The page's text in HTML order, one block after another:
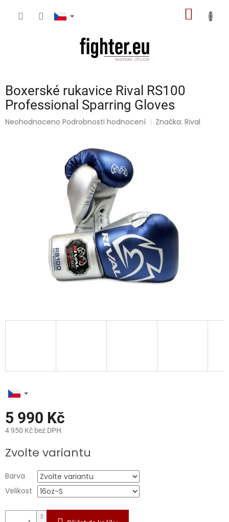
Boxerské rukavice Rival RS100
Professional Sparring Gloves
Průměrné
Neohodnoceno Podrobnosti hodnocení Značka:Rival
5 990 Kč
4 950 Kč bez DPH
cena:
Zvolte variantu
Barva
Velikost